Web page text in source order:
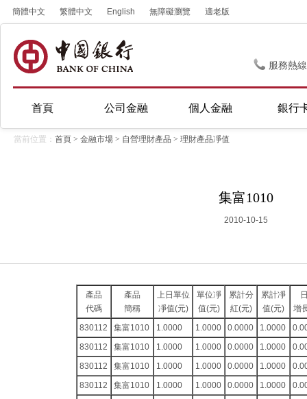
簡體中文 繁體中文 English 無障礙瀏覽 適老版
服務熱
首頁 公司金融 個人金融 銀行
當前位置： 首頁 > 金融市場 > 自營理財產品 > 理財產品凈值
集富1010
2010-10-15
產品
代碼
產品
簡稱
上日單位
凈值(元)
單位凈
值(元)
累計分
紅(元)
累計凈
值(元)
增
830112
集富1010 1.0000 1.0000 0.0000 1.0000
830112
集富1010 1.0000 1.0000 0.0000 1.0000
830112
集富1010 1.0000 1.0000 0.0000 1.0000
830112
集富1010 1.0000 1.0000 0.0000 1.0000